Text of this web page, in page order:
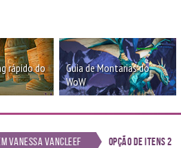
rápido do
Guia de Montarias do
WoW
Vanessa VanCleef Opção de itens 2